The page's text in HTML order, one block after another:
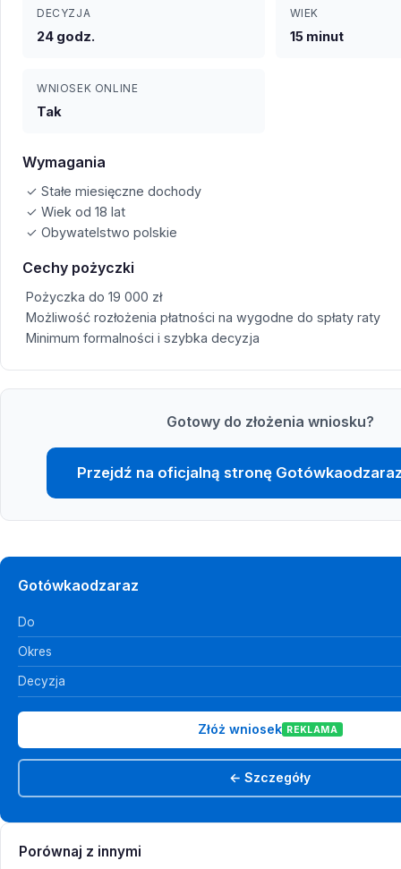
DECYZJA
24 godz.
WIEK
15 minut
WNIOSEK ONLINE
Tak
Wymagania
✓ Stałe miesięczne dochody
✓ Wiek od 18 lat
✓ Obywatelstwo polskie
Cechy pożyczki
Pożyczka do 19 000 zł
Możliwość rozłożenia płatności na wygodne do spłaty raty
Minimum formalności i szybka decyzja
Gotowy do złożenia wniosku?
Przejdź na oficjalną stronę
Gotówkaodzaraz
Do
Okres
Decyzja
Złóż wniosek REKLAMA
← Szczegóły
Porównaj z innymi